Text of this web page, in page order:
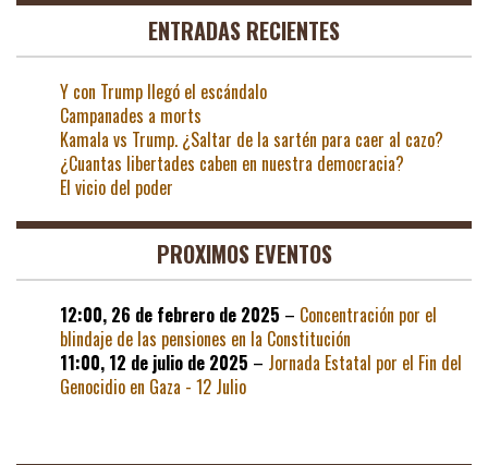
ENTRADAS RECIENTES
Y con Trump llegó el escándalo
Campanades a morts
Kamala vs Trump. ¿Saltar de la sartén para caer al cazo?
¿Cuantas libertades caben en nuestra democracia?
El vicio del poder
PROXIMOS EVENTOS
12:00, 26 de febrero de 2025 – Concentración por el
blindaje de las pensiones en la Constitución
11:00, 12 de julio de 2025 – Jornada Estatal por el Fin del
Genocidio en Gaza - 12 Julio